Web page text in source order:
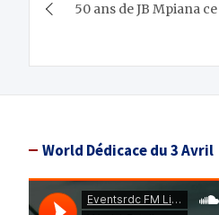
de
l’article
50 ans de JB Mpiana
World Dédicace du 3 Avril